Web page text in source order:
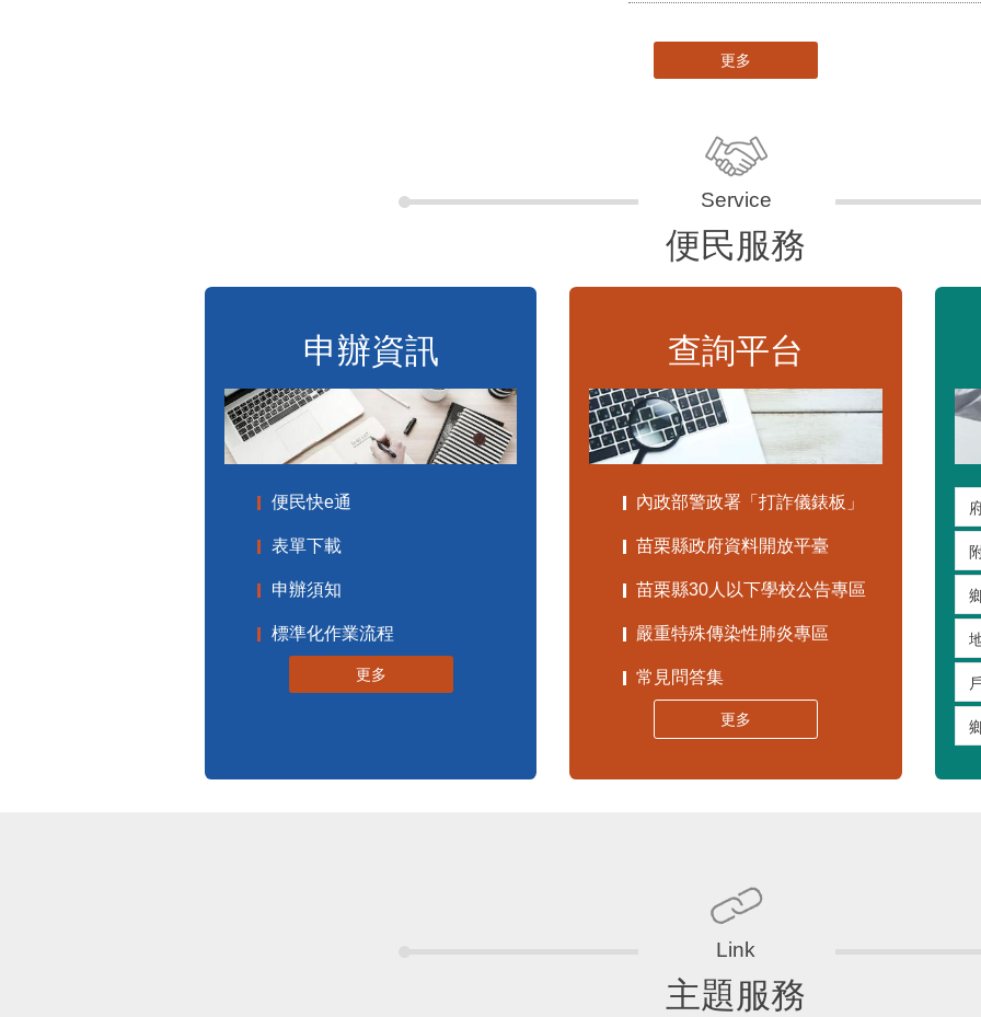
更多
便民服務
申辦資訊
便民快e通
表單下載
申辦須知
標準化作業流程
更多
查詢平台
內政部警政署「打詐儀錶板」
苗栗縣政府資料開放平臺
苗栗縣30人以下學校公告專區
嚴重特殊傳染性肺炎專區
常見問答集
更多
主題服務